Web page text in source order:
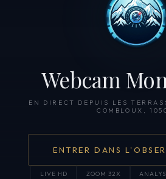
Webcam
EN DIRECT DEPUIS LES
COMBLOUX,
ENTRER DANS
LIVE HD ZOOM 32X